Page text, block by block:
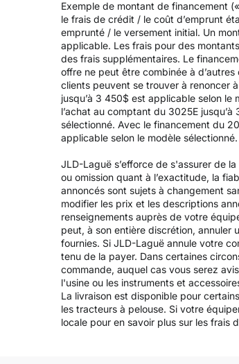
Exemple de montant de financement
le frais de crédit / le coût d’emprunt
emprunté / le versement initial. Un
applicable. Les frais pour des
des frais supplémentaires. Le
offre ne peut être combinée à
clients peuvent se trouver à renoncer
jusqu’à 3 450$ est applicable selon le
l’achat au comptant du 3025E
sélectionné. Avec le financement du
applicable selon le modèle sélectionné.
JLD-Laguë s’efforce de s'assurer de
ou omission quant à l’exactitude, la
annoncés sont sujets à changement
modifier les prix et les descriptions
renseignements auprès de votre
peut, à son entière discrétion, annuler
fournies. Si JLD-Laguë annule votre
tenu de la payer. Dans certaines
commande, auquel cas vous serez
l'usine ou les instruments et
La livraison est disponible pour
les tracteurs à pelouse. Si votre
locale pour en savoir plus sur les frais